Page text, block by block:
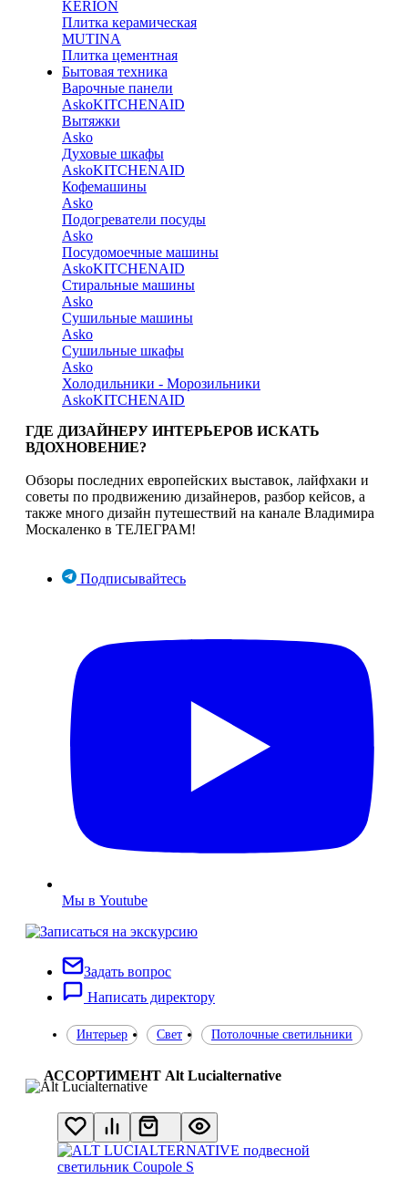
KERION
Плитка керамическая
MUTINA
Плитка цементная
Бытовая техника
Варочные панели
AskoKITCHENAID
Вытяжки
Asko
Духовые шкафы
AskoKITCHENAID
Кофемашины
Asko
Подогреватели посуды
Asko
Посудомоечные машины
AskoKITCHENAID
Стиральные машины
Asko
Сушильные машины
Asko
Сушильные шкафы
Asko
Холодильники - Морозильники
AskoKITCHENAID
ГДЕ ДИЗАЙНЕРУ ИНТЕРЬЕРОВ ИСКАТЬ
ВДОХНОВЕНИЕ?
Обзоры последних европейских выставок, лайфхаки и
советы по продвижению дизайнеров, разбор кейсов, а
также много дизайн путешествий на канале Владимира
Москаленко в ТЕЛЕГРАМ!
Подписывайтесь
Мы в Youtube
Задать вопрос
Написать директору
Интерьер Свет Потолочные светильники
АССОРТИМЕНТ Alt Lucialternative